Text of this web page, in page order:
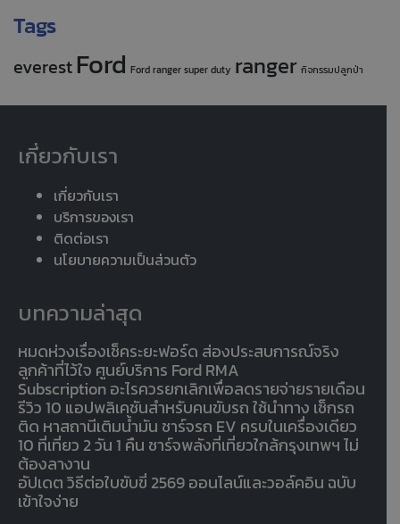
Tags
everest Ford Ford ranger super duty ranger กิจกรรมปลูกป่า
เกี่ยวกับเรา
เกี่ยวกับเรา
บริการของเรา
ติดต่อเรา
นโยบายความเป็นส่วนตัว
บทความล่าสุด
หมดห่วงเรื่องเช็คระยะฟอร์ด ส่องประสบการณ์จริง
ลูกค้าที่ไว้ใจ ศูนย์บริการ Ford RMA
Subscription อะไรควรยกเลิกเพื่อลดรายจ่ายรายเดือน
รีวิว 10 แอปพลิเคชันสำหรับคนขับรถ ใช้นำทาง เช็กรถ
ติด หาสถานีเติมน้ำมัน ชาร์จรถ EV ครบในเครื่องเดียว
10 ที่เที่ยว 2 วัน 1 คืน ชาร์จพลังที่เที่ยวใกล้กรุงเทพฯ ไม่
ต้องลางาน
อัปเดต วิธีต่อใบขับขี่ 2569 ออนไลน์และวอล์คอิน ฉบับ
เข้าใจง่าย